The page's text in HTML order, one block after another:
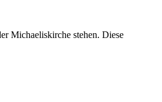
Michaeliskirche stehen. Diese